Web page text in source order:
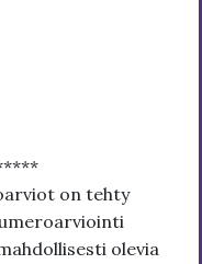
on tehty
olevia